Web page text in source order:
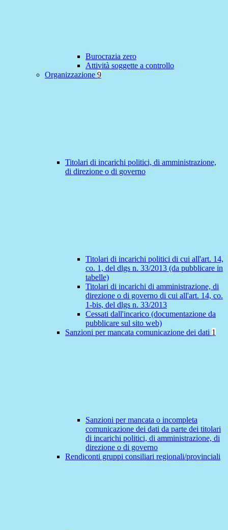
Burocrazia zero
Attività soggette a controllo
Organizzazione 9
Titolari di incarichi politici, di amministrazione,
di direzione o di governo
Titolari di incarichi politici di cui all'art. 14,
co. 1, del dlgs n. 33/2013 (da pubblicare in
tabelle)
Titolari di incarichi di amministrazione, di
direzione o di governo di cui all'art. 14, co.
1-bis, del dlgs n. 33/2013
Cessati dall'incarico (documentazione da
pubblicare sul sito web)
Sanzioni per mancata comunicazione dei dati 1
Sanzioni per mancata o incompleta
comunicazione dei dati da parte dei titolari
di incarichi politici, di amministrazione, di
direzione o di governo
Rendiconti gruppi consiliari regionali/provinciali